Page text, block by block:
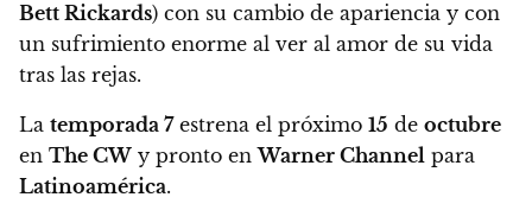
Bett Rickards) con su cambio de apariencia y con
un sufrimiento enorme al ver al amor de su vida
tras las rejas.
La temporada 7estrena el próximo 15 de octubre
en The CW y pronto enWarner Channel para
Latinoamérica.